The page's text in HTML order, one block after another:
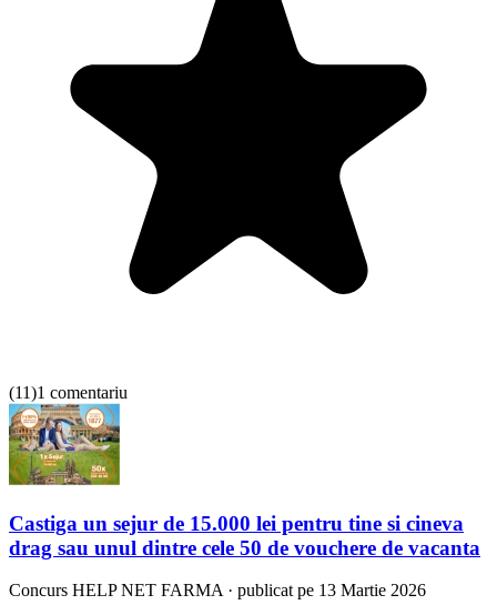
(11)1 comentariu
Castiga un sejur de 15.000 lei pentru tine si cineva
drag sau unul dintre cele 50 de vouchere de vacanta
Concurs HELP NET FARMA · publicat pe 13 Martie 2026